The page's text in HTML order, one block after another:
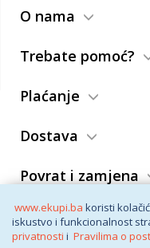
www.ekupi.ba koristi
iskustvo i funkcionalnost
privatnosti i Pravilima o
O nama
Trebate pomoć?
Plaćanje
Dostava
Povrat i zamjena
Opći uslovi